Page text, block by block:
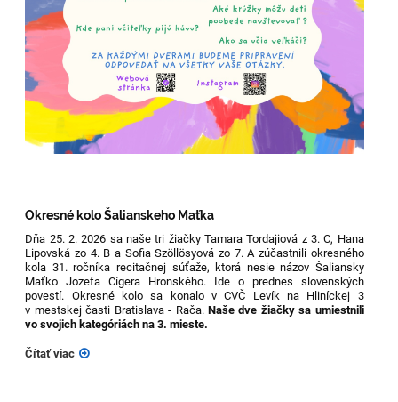
Okresné kolo Šalianskeho Maťka
Dňa 25. 2. 2026 sa naše tri žiačky Tamara Tordajiová z 3. C, Hana
Lipovská zo 4. B a Sofia Szöllösyová zo 7. A zúčastnili okresného
kola 31. ročníka recitačnej súťaže, ktorá nesie názov Šaliansky
Maťko Jozefa Cígera Hronského. Ide o prednes slovenských
povestí. Okresné kolo sa konalo v CVČ Levík na Hliníckej 3
v mestskej časti Bratislava - Rača. Naše dve žiačky sa umiestnili
vo svojich kategóriách na 3. mieste.
Čítať viac